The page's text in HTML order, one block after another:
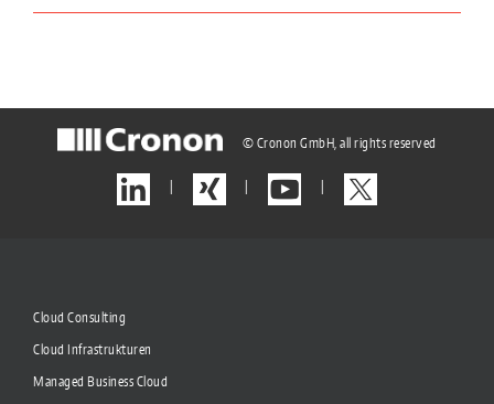
© Cronon GmbH, all rights reserved
Cloud Consulting
Cloud Infrastrukturen
Managed Business Cloud